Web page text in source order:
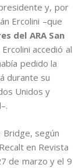
y, por
Ercolini –que
del ARA San
Ercolini accedió al
pedido la
durante su
Unidos y
Bridge, según
en Revista
de marzo y el 9